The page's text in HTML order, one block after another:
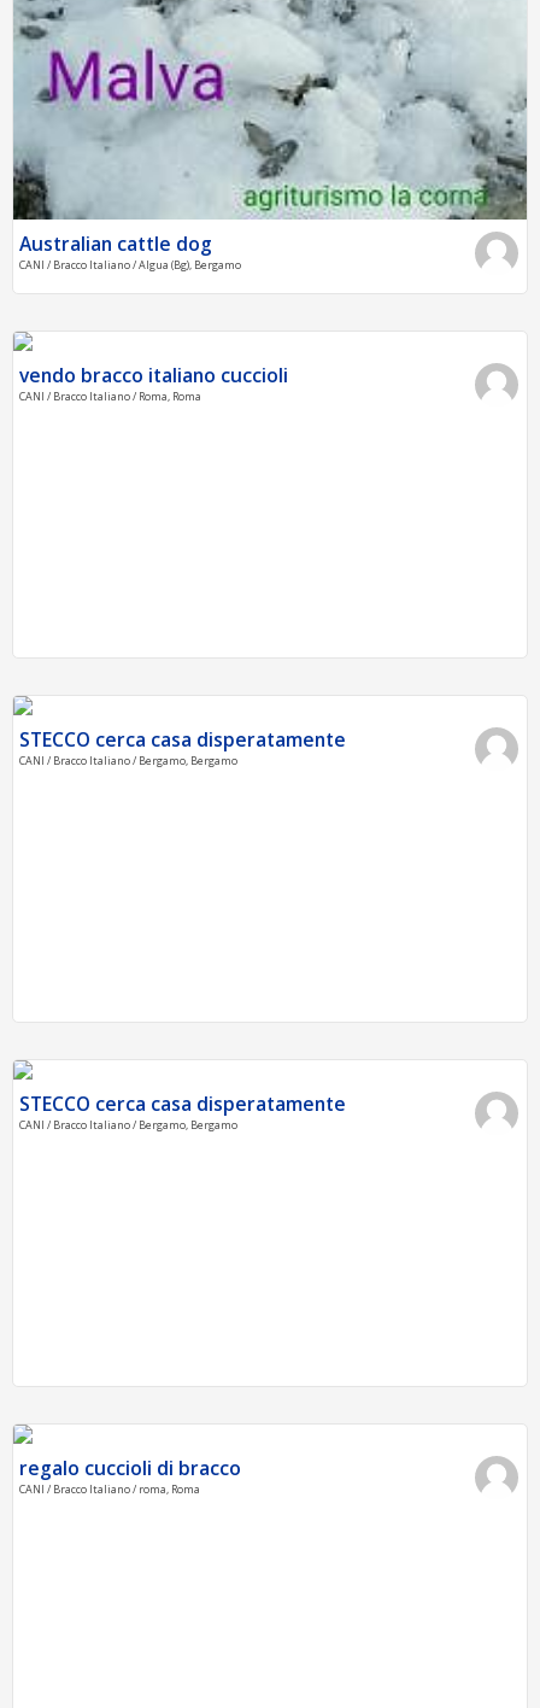
Australian cattle dog
CANI / Bracco Italiano / Algua (Bg), Bergamo
vendo bracco italiano cuccioli
CANI / Bracco Italiano / Roma, Roma
STECCO cerca casa disperatamente
CANI / Bracco Italiano / Bergamo, Bergamo
STECCO cerca casa disperatamente
CANI / Bracco Italiano / Bergamo, Bergamo
regalo cuccioli di bracco
CANI / Bracco Italiano / roma, Roma